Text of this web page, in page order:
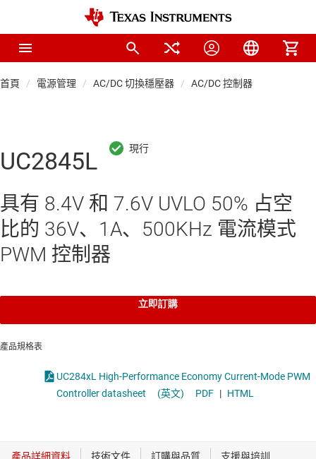
首頁 電源管理 AC/DC 切換穩壓器 AC/DC 控制器
UC2845L
具有 8.4V 和 7.6V UVLO 50% 占空
比的 36V、1A、500KHz 電流模式
PWM 控制器
立即訂購
產品規格表
UC284xL High-Performance Economy Current-Mode PWM
Controller datasheet
(英文) PDF | HTML